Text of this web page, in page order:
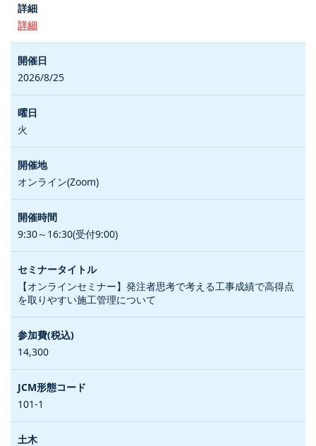
詳細
2026/8/25
火
オンライン(Zoom)
9:30～16:30(受付9:00)
【オンラインセミナー】発注者思考で考える工事成績で高得点
を取りやすい施工管理について
14,300
101-1